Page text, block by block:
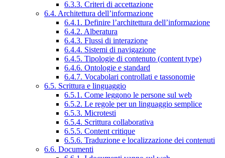
6.3.3. Criteri di accettazione
6.4. Architettura dell’informazione
6.4.1. Definire l’architettura dell’informazione
6.4.2. Alberatura
6.4.3. Flussi di interazione
6.4.4. Sistemi di navigazione
6.4.5. Tipologie di contenuto (content type)
6.4.6. Ontologie e standard
6.4.7. Vocabolari controllati e tassonomie
6.5. Scrittura e linguaggio
6.5.1. Come leggono le persone sul web
6.5.2. Le regole per un linguaggio semplice
6.5.3. Microtesti
6.5.4. Scrittura collaborativa
6.5.5. Content critique
6.5.6. Traduzione e localizzazione dei contenuti
6.6. Documenti